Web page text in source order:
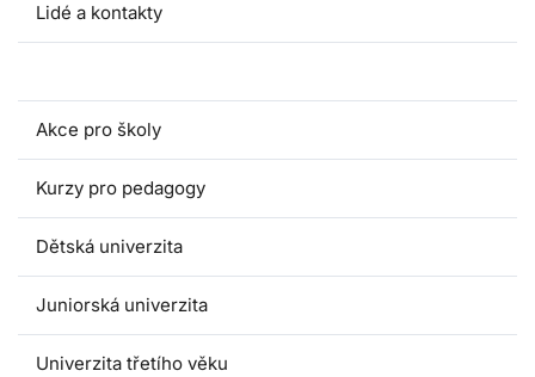
Lidé a kontakty
Akce pro školy
Kurzy pro pedagogy
Dětská univerzita
Juniorská univerzita
Univerzita třetího věku